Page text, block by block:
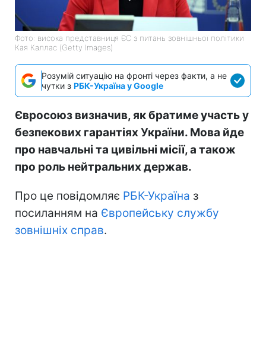
Фото: висока представниця ЄС з питань зовнішньої політики
Кая Каллас (Getty Images)
Розумій ситуацію на фронті через факти, а не
чутки з РБК-Україна у Google
Євросоюз визначив, як братиме участь у
безпекових гарантіях України. Мова йде
про навчальні та цивільні місії, а також
про роль нейтральних держав.
Про це повідомляє РБК-Україна з
посиланням на Європейську службу
зовнішніх справ.